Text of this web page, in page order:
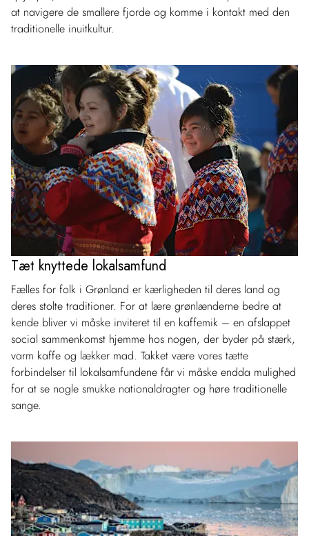
at navigere de smallere fjorde og komme i kontakt med den
traditionelle inuitkultur.
Tæt knyttede lokalsamfund
Fælles for folk i Grønland er kærligheden til deres land og
deres stolte traditioner. For at lære grønlænderne bedre at
kende bliver vi måske inviteret til en kaffemik – en afslappet
social sammenkomst hjemme hos nogen, der byder på stærk,
varm kaffe og lækker mad. Takket være vores tætte
forbindelser til lokalsamfundene får vi måske endda mulighed
for at se nogle smukke nationaldragter og høre traditionelle
sange.